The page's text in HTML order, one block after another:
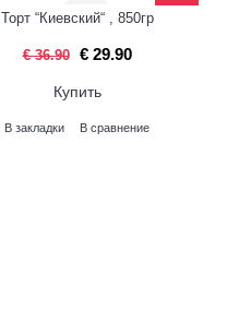
Торт “Киевский“ , 850гp
€ 36.90 € 29.90
Купить
В закладки В сравнение